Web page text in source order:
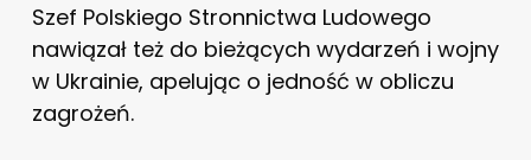
Szef Polskiego Stronnictwa Ludowego
nawiązał też do bieżących wydarzeń i wojny
w Ukrainie, apelując o jedność w obliczu
zagrożeń.